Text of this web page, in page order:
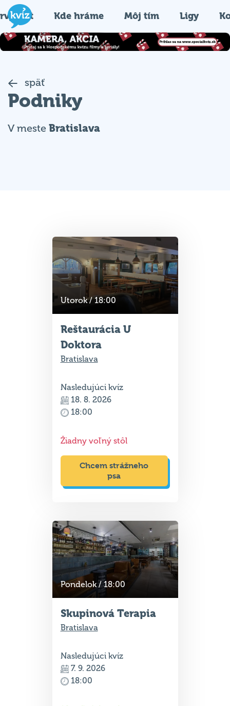
Kde hráme Môj tím Ligy
späť
Podniky
V meste Bratislava
Utorok / 18:00
Reštaurácia U
Doktora
Bratislava
Nasledujúci kvíz
18. 8. 2026
18:00
Žiadny voľný stôl
Chcem strážneho
psa
Pondelok / 18:00
Skupinová Terapia
Bratislava
Nasledujúci kvíz
7. 9. 2026
18:00